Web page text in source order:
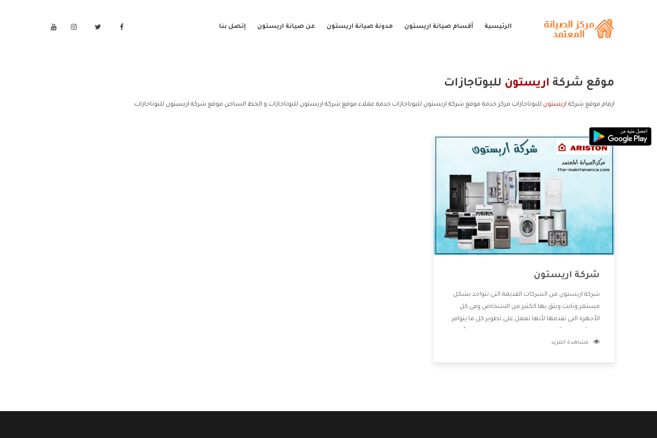
الرئيسية أقسام صيانة اريستون مدونة صيانة اريستون عن صيانة اريستون إتصل بنا
موقع شركة اريستون للبوتاجازات
ارقام موقع شركة اريستون للبوتاجازات مركز خدمة موقع شركة اريستون للبوتاجازات خدمة عملاء موقع شركة اريستون للبوتاجازات و الخط الساخن موقع شركة اريستون للبوتاجازات.
شركة اريستون
شركة اريستون من الشركات القديمة التى تتواجد بشكل
مستمر وثابت ويثق بها الكثير من الاشخاص وفى كل
الأجهزة التى تقدمها لأنها تعمل على تطوير كل ما يتوافر
خدمات ما بعد البيع مع المنتجات وتقدم للعملاء أقوى
مشاهدة المزيد